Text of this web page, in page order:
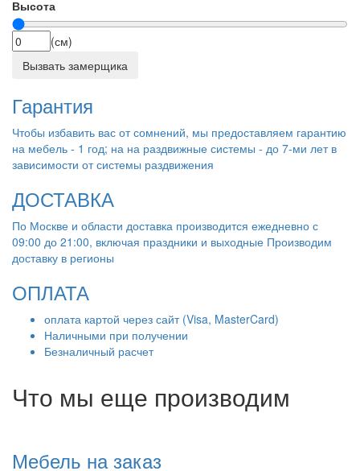
Высота
(см)
Вызвать замерщика
Гарантия
Чтобы избавить вас от сомнений, мы предоставляем гарантию
на мебель - 1 год; на на раздвижные системы - до 7-ми лет в
зависимости от системы раздвижения
ДОСТАВКА
По Москве и области доставка производится ежедневно с
09:00 до 21:00, включая праздники и выходные Производим
доставку в регионы
ОПЛАТА
оплата картой через сайт (Visa, MasterCard)
Наличными при получении
Безналичный расчет
Что мы еще производим
Мебель на заказ